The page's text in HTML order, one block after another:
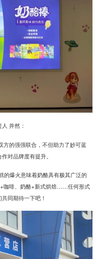
井然：
方的强强联合，不但助力了妙可蓝
对品牌度有提升。
的爆火意味着奶酪具有极其广泛的
咖啡、奶酪+新式烘焙……任何形式
同期待一下吧！